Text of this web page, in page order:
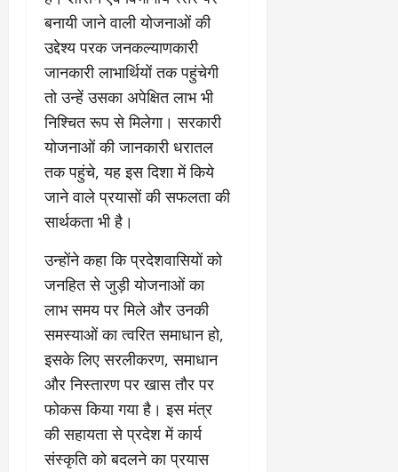
बनायी जाने वाली योजनाओं की
उद्देश्य परक जनकल्याणकारी
जानकारी लाभार्थियों तक पहुंचेगी
तो उन्हें उसका अपेक्षित लाभ भी
निश्चित रूप से मिलेगा। सरकारी
योजनाओं की जानकारी धरातल
तक पहुंचे, यह इस दिशा में किये
जाने वाले प्रयासों की सफलता की
सार्थकता भी है।
उन्होंने कहा कि प्रदेशवासियों को
जनहित से जुड़ी योजनाओं का
लाभ समय पर मिले और उनकी
समस्याओं का त्वरित समाधान हो,
इसके लिए सरलीकरण, समाधान
और निस्तारण पर खास तौर पर
फोकस किया गया है। इस मंत्र
की सहायता से प्रदेश में कार्य
संस्कृति को बदलने का प्रयास